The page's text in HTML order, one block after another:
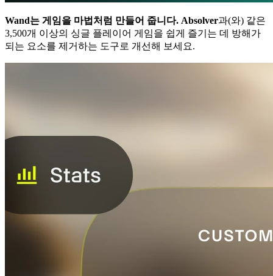
Wand는 게임을 마법처럼 만들어 줍니다. Absolver과(와) 같은
3,500개 이상의 싱글 플레이어 게임을 쉽게 즐기는 데 방해가
되는 요소를 제거하는 도구로 개선해 보세요.